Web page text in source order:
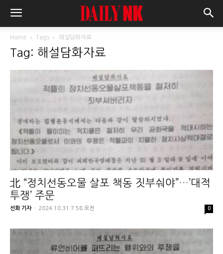
Home Tags 해설담화자료
Tag: 해설담화자료
北 “정치선동오물 살포 책동 짓부숴야”…’대적
투쟁’ 주문
선화 기자 - 2024.10.31 7:58 오전 0